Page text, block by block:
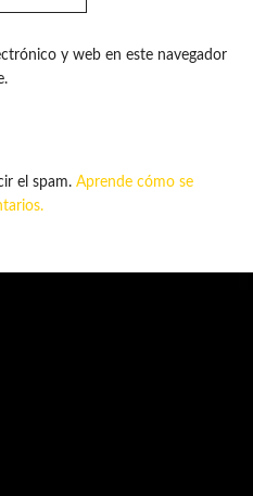
y web en este navegador
el spam. Aprende cómo se